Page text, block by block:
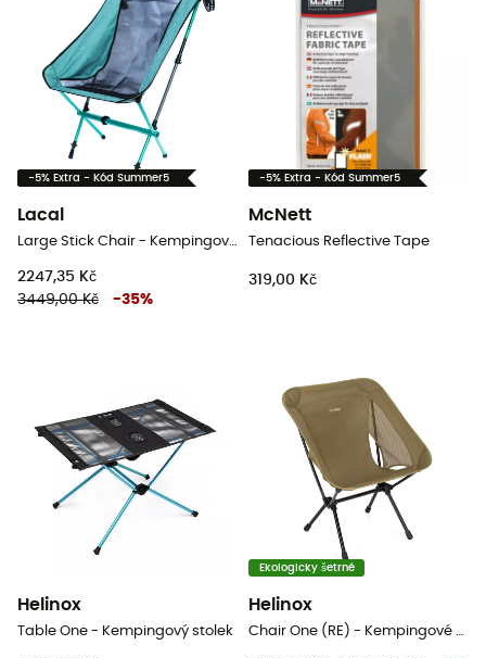
-5% Extra - Kód Summer5
Lacal
Large Stick Chair - Kempingové židli
2247,35 Kč
3449,00 Kč
-35%
-5% Extra - Kód Summer5
McNett
Tenacious Reflective Tape
319,00 Kč
Helinox
Table One - Kempingový stolek
Ekologicky šetrné
Helinox
Chair One (RE) - Kempingové židli